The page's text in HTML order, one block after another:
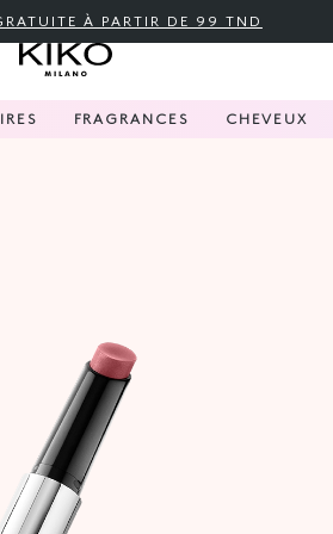
À PARTIR DE 99 TND
FRAGRANCES CHEVEUX